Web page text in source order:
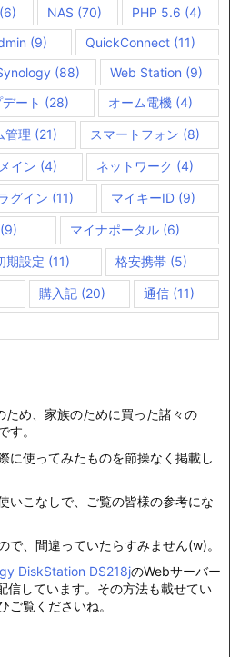
(6) NAS (70) PHP 5.6 (4)
(9) QuickConnect(11)
(88) Web Station (9)
ート (28) オーム電機 (4)
管理 (21) スマートフォン (8)
イン (4) ネットワーク (4)
グイン (11) マイキーID (9)
(9) マイナポータル (6)
期設定 (11) 格安携帯 (5)
購入記(20) 通信(11)
ため、家族のために買った諸々の
す。
に使ってみたものを節操なく掲載し
いこなしで、ご覧の皆様の参考にな
で、間違っていたらすみません(w)。
DiskStation DS218jのWebサーバー
信しています。その方法も載せてい
ご覧くださいね。